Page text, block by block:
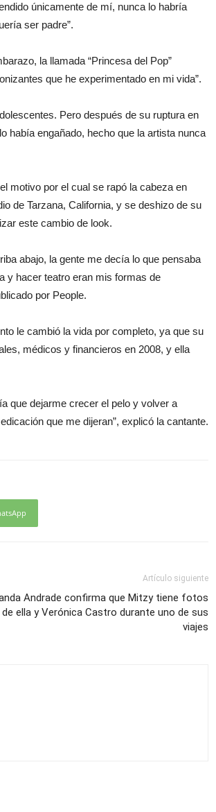
únicamente de mí, nunca lo habría
ser padre”.
la llamada “Princesa del Pop”
que he experimentado en mi vida”.
Pero después de su ruptura en
había engañado, hecho que la artista nunca
motivo por el cual se rapó la cabeza en
de Tarzana, California, y se deshizo de su
este cambio de look.
abajo, la gente me decía lo que pensaba
y hacer teatro eran mis formas de
por People.
le cambió la vida por completo, ya que su
médicos y financieros en 2008, y ella
que dejarme crecer el pelo y volver a
que me dijeran”, explicó la cantante.
Artículo siguiente
Andrade confirma que Mitzy tiene fotos
de ella y Verónica Castro durante uno de sus
viajes